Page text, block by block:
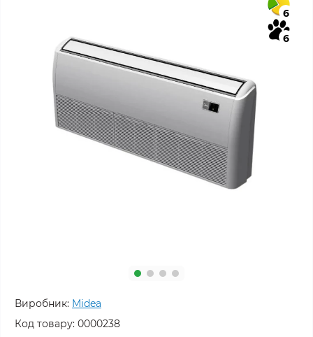
6
6
Виробник: Midea
Код товару: 0000238